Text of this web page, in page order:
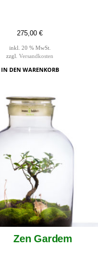
275,00€
inkl. 20 % MwSt.
zzgl.Versandkosten
IN DEN WARENKORB
Zen Gardem